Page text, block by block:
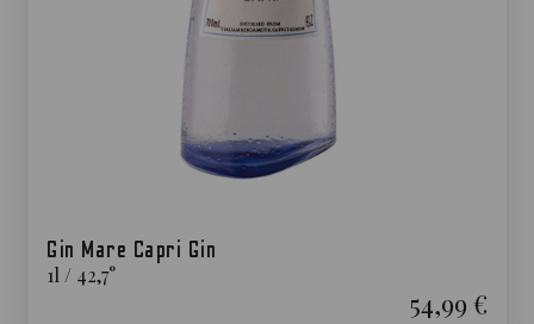
Gin Mare Capri Gin
1l / 42,7°
54,99 €